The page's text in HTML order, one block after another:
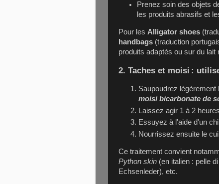
Prenez soin des objets
les produits abrasifs et
Pour les Alligator shoes
handbags (traduction
produits adaptés ou sur du lait
2. Taches et moisi :
Saupoudrez
moisi bicarbonate de
Laissez agir 1 à 2
Essuyez à l'aide d'un
Nourrissez ensuite le
Ce traitement convient
Python skin (en italien : pelle
Echsenleder), etc.